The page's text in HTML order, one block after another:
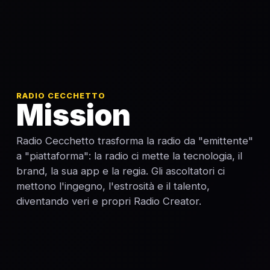
RADIO CECCHETTO
Mission
Radio Cecchetto trasforma la radio da "emittente"
a "piattaforma": la radio ci mette la tecnologia, il
brand, la sua app e la regia. Gli ascoltatori ci
mettono l'ingegno, l'estrosità e il talento,
diventando veri e propri Radio Creator.